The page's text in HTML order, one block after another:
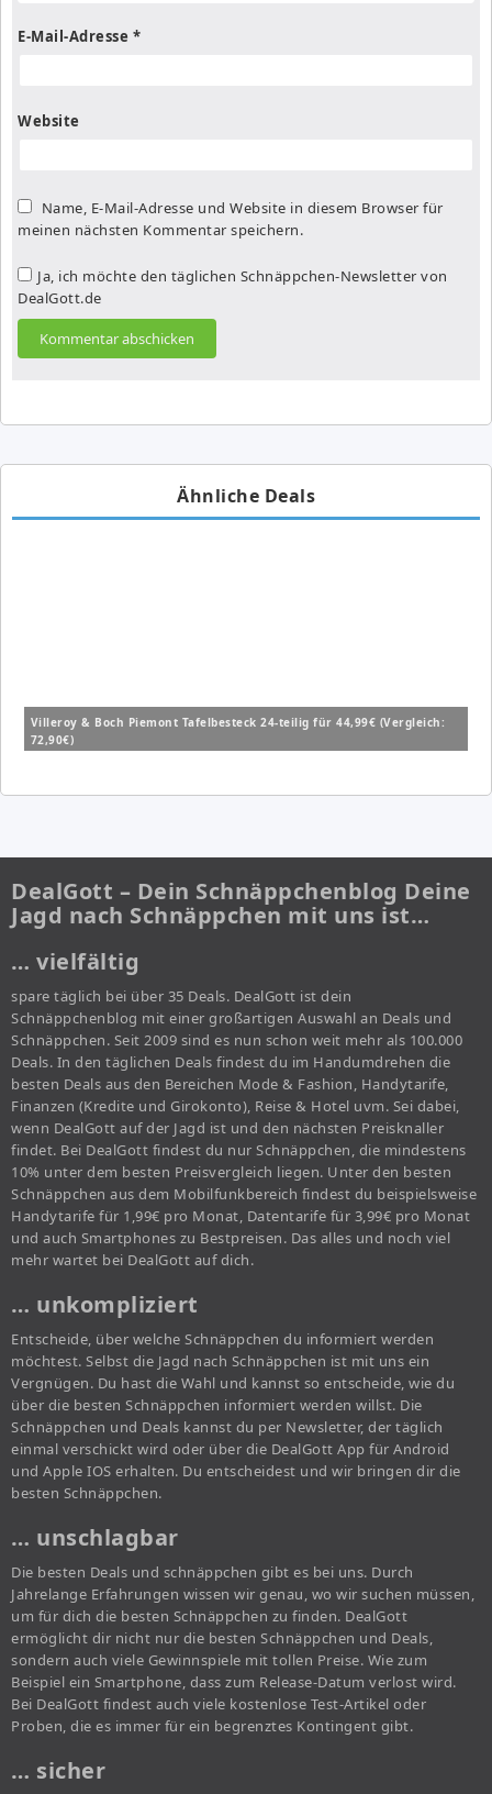
E-Mail-Adresse *
Website
Name, E-Mail-Adresse und Website in diesem Browser für
meinen nächsten Kommentar speichern.
Ja, ich möchte den täglichen Schnäppchen-Newsletter von
DealGott.de
Ähnliche Deals
Villeroy & Boch Piemont Tafelbesteck 24-teilig für 44,99€ (Vergleich:
72,90€)
DealGott – Dein Schnäppchenblog Deine
Jagd nach Schnäppchen mit uns ist…
… vielfältig
spare täglich bei über 35 Deals. DealGott ist dein
Schnäppchenblog mit einer großartigen Auswahl an Deals und
Schnäppchen. Seit 2009 sind es nun schon weit mehr als 100.000
Deals. In den täglichen Deals findest du im Handumdrehen die
besten Deals aus den Bereichen Mode & Fashion, Handytarife,
Finanzen (Kredite und Girokonto), Reise & Hotel uvm. Sei dabei,
wenn DealGott auf der Jagd ist und den nächsten Preisknaller
findet. Bei DealGott findest du nur Schnäppchen, die mindestens
10% unter dem besten Preisvergleich liegen. Unter den besten
Schnäppchen aus dem Mobilfunkbereich findest du beispielsweise
Handytarife für 1,99€ pro Monat, Datentarife für 3,99€ pro Monat
und auch Smartphones zu Bestpreisen. Das alles und noch viel
mehr wartet bei DealGott auf dich.
… unkompliziert
Entscheide, über welche Schnäppchen du informiert werden
möchtest. Selbst die Jagd nach Schnäppchen ist mit uns ein
Vergnügen. Du hast die Wahl und kannst so entscheide, wie du
über die besten Schnäppchen informiert werden willst. Die
Schnäppchen und Deals kannst du per Newsletter, der täglich
einmal verschickt wird oder über die DealGott App für Android
und Apple IOS erhalten. Du entscheidest und wir bringen dir die
besten Schnäppchen.
… unschlagbar
Die besten Deals und schnäppchen gibt es bei uns. Durch
Jahrelange Erfahrungen wissen wir genau, wo wir suchen müssen,
um für dich die besten Schnäppchen zu finden. DealGott
ermöglicht dir nicht nur die besten Schnäppchen und Deals,
sondern auch viele Gewinnspiele mit tollen Preise. Wie zum
Beispiel ein Smartphone, dass zum Release-Datum verlost wird.
Bei DealGott findest auch viele kostenlose Test-Artikel oder
Proben, die es immer für ein begrenztes Kontingent gibt.
… sicher